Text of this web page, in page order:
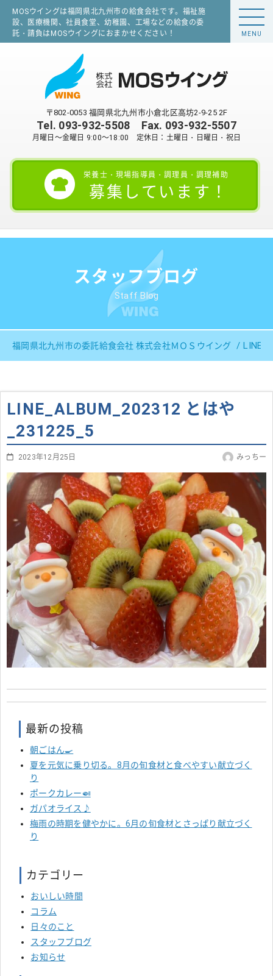
MOSウイングは福岡県北九州市の給食会社です。福祉施
設、医療機関、社員食堂、幼稚園、工場などの給食の委
託・請負はMOSウイングにおまかせください！
〒802-0053 福岡県北九州市小倉北区高坊2-9-25 2F
Tel. 093-932-5508 Fax. 093-932-5507
月曜日～金曜日 9:00～18:00 定休日：土曜日・日曜日・祝日
栄養士・現場指導員・調理員・調理補助
募集しています！
MENU
スタッフブログ
Staff Blog
福岡県北九州市の委託給食会社 株式会社ＭＯＳウイング
LINE_ALBUM_202312 とはや
_231225_5
2023年12月25日 みっちー
最新の投稿
朝ごはん🍳
夏を元気に乗り切る。8月の旬食材と食べやすい献立づく
り
ポークカレー🍛
ガパオライス♪
梅雨の時期を健やかに。6月の旬食材とさっぱり献立づく
り
カテゴリー
おいしい時間
コラム
日々のこと
スタッフブログ
お知らせ